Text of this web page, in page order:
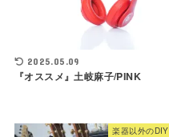
2025.05.09
『オススメ』土岐麻子/PINK
楽器以外のDIY